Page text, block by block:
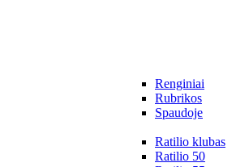
Renginiai
Rubrikos
Spaudoje
Ratilio klubas
Ratilio 50